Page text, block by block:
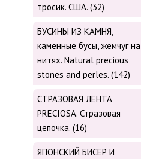
тросик. США. (32)
БУСИНЫ ИЗ КАМНЯ,
каменные бусы, жемчуг на
нитях. Natural precious
stones and perles. (142)
СТРАЗОВАЯ ЛЕНТА
PRECIOSA. Стразовая
цепочка. (16)
ЯПОНСКИЙ БИСЕР И